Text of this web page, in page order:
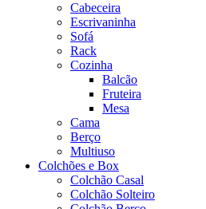
Cabeceira
Escrivaninha
Sofá
Rack
Cozinha
Balcão
Fruteira
Mesa
Cama
Berço
Multiuso
Colchões e Box
Colchão Casal
Colchão Solteiro